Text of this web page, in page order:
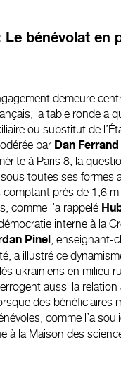
Le bénévolat en
demeure
la table ronde a
ou substitut de
par Dan
à Paris 8, la
toutes ses formes
près de 1,6
comme l’a rappelé
interne à la
Pinel , enseignant-
a illustré ce
ukrainiens en milieu
aussi la relation
des bénéficiaires
comme l’a
à la Maison des